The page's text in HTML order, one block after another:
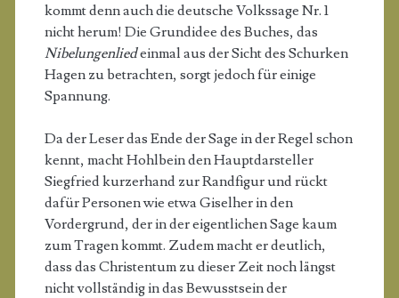
kommt denn auch die deutsche Volkssage Nr. 1
nicht herum! Die Grundidee des Buches, das
Nibelungenliedeinmal aus der Sicht des Schurken
Hagen zu betrachten, sorgt jedoch für einige
Spannung.
Da der Leser das Ende der Sage in der Regel schon
kennt, macht Hohlbein den Hauptdarsteller
Siegfried kurzerhand zur Randfigur und rückt
dafür Personen wie etwa Giselher in den
Vordergrund, der in der eigentlichen Sage kaum
zum Tragen kommt. Zudem macht er deutlich,
dass das Christentum zu dieser Zeit noch längst
nicht vollständig in das Bewusstsein der